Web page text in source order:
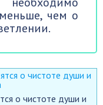
чем о
о чистоте души и